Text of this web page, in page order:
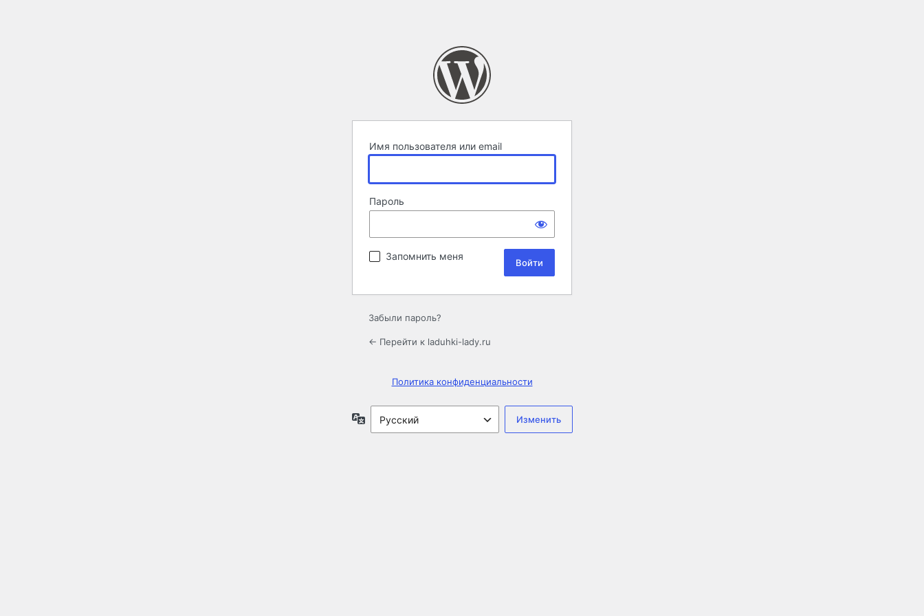
Имя пользователя или email
Пароль
Запомнить меня
Забыли пароль?
← Перейти к laduhki-lady.ru
Политика конфиденциальности
Язык